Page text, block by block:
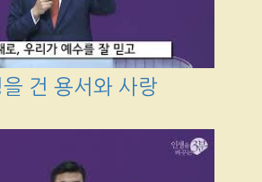
건 용서와 사랑